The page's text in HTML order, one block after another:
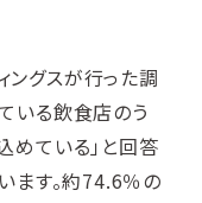
ングスが行った調
いる飲食店のう
めている」と回答
ます。約74.6％の